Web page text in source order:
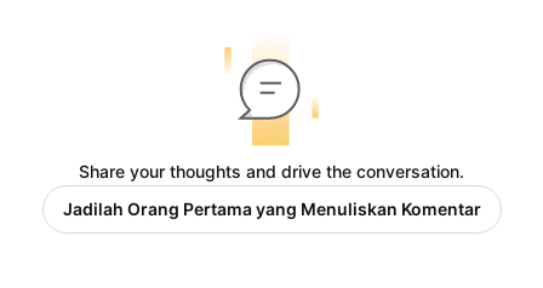
Share your thoughts and drive the conversation.
Jadilah Orang Pertama yang Menuliskan Komentar